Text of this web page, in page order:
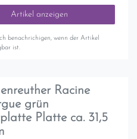
Artikel anzeigen
benachrichigen, wenn der Artikel
ist.
Racine
grün
Platte ca. 31,5